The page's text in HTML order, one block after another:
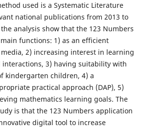
used is a Systematic Literature
national publications from 2013 to
analysis show that the 123 Numbers
functions: 1) as an efficient
2) increasing interest in learning
3) having suitability with
kindergarten children, 4) a
practical approach (DAP), 5)
mathematics learning goals. The
is that the 123 Numbers application
digital tool to increase